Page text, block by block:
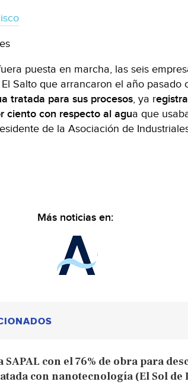
puesta en marcha, las seis
Salto que arrancaron el año pasado
tratada para sus procesos, ya r
ciento con respecto al agua que
de la Asociación de
Más noticias en:
SAPAL con el 76% de obra para
con nanotecnología (El Sol de